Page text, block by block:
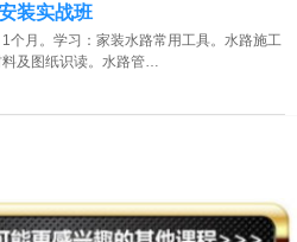
装实战班
个月。学习：家装水路常用工具。水路施工
及图纸识读。水路管…